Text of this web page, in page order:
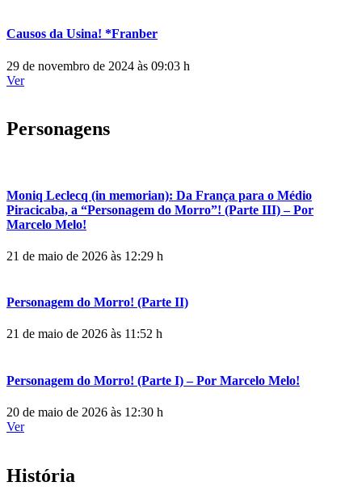
Causos da Usina! *Franber
29 de novembro de 2024 às 09:03 h
Ver
Personagens
Moniq Leclecq (in memorian): Da França para o Médio
Piracicaba, a “Personagem do Morro”! (Parte III) – Por
Marcelo Melo!
21 de maio de 2026 às 12:29 h
Personagem do Morro! (Parte II)
21 de maio de 2026 às 11:52 h
Personagem do Morro! (Parte I) – Por Marcelo Melo!
20 de maio de 2026 às 12:30 h
Ver
História